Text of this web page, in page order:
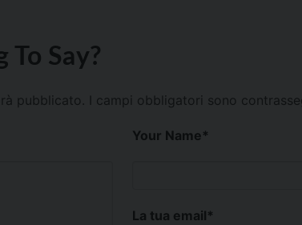
To Say?
pubblicato. I campi obbligatori sono
Your Name*
La tua email*